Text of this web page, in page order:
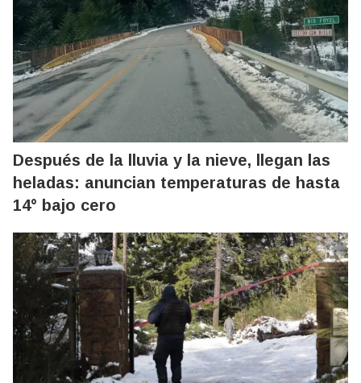
Después de la lluvia y la nieve, llegan las
heladas: anuncian temperaturas de hasta
14° bajo cero